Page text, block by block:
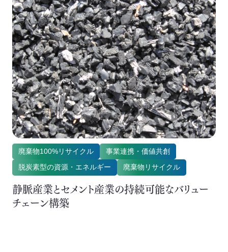
サステナビリティ教育・研修
循環資源（サーキュラーマテリアル）製造
TOP
スマートファクトリーZEROⅠ
ゼロワン
産業廃棄物の100%リサイクル｜独自技術
リサイクル製品と製造フロー
取扱可能な廃棄物一覧
リサイクル実績
循環資源製造所拠点一覧
新規事業創出プログラム
ビジョン・戦略・計画策定支援
イニシアチブ対応/情報開示支援
サーキュラーエコノミー推進支援
カーボンニュートラル推進支援
ネイチャ―ポジティブ推進支援
TNFDファーストステップキット
見える化サービス
サステナブル調達支援
ダブルゼロ・エミッション目標策定
廃棄物100%リサイクル
事業連携・価値共創
脱炭素型の資源・エネルギー
廃棄物リサイクル
静脈産業とセメント産業の持続可能なバリュー
チェーン構築